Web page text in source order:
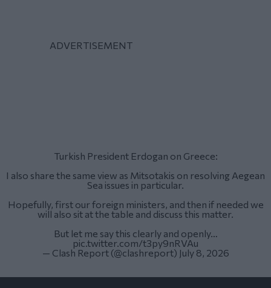
Turkish President Erdogan on Greece:
I also share the same view as Mitsotakis on resolving Aegean
Sea issues in particular.
Hopefully, first our foreign ministers, and then if needed we
will also sit at the table and discuss this matter.
But let me say this clearly and openly…
pic.twitter.com/t3py9nRVAu
— Clash Report (@clashreport) July 8, 2026